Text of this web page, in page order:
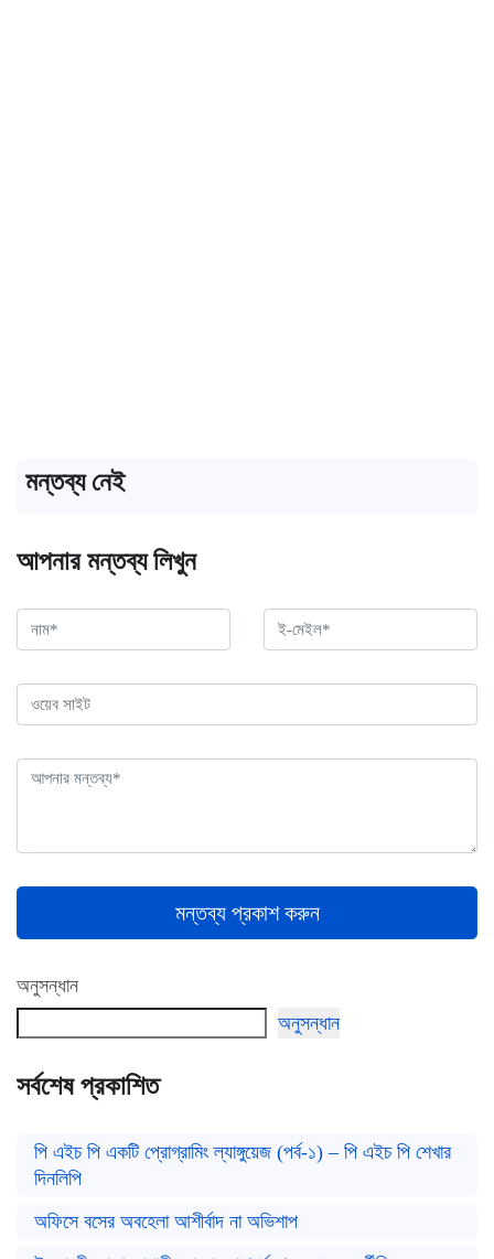
মন্তব্য নেই
আপনার মন্তব্য লিখুন
মন্তব্য প্রকাশ করুন
অনুসন্ধান
অনুসন্ধান
সর্বশেষ প্রকাশিত
পি এইচ পি একটি প্রোগ্রামিং ল্যাঙ্গুয়েজ (পর্ব-১) – পি এইচ পি শেখার
দিনলিপি
অফিসে বসের অবহেলা আশীর্বাদ না অভিশাপ